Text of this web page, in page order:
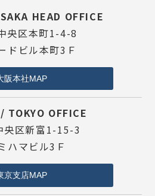
HEAD OFFICE
央区本町1-4-8
ドビル本町3Ｆ
阪本社MAP
TOKYO OFFICE
央区新富1-15-3
ハマビル3Ｆ
京支店MAP